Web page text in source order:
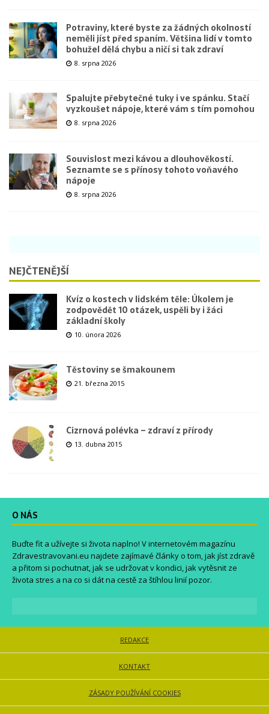
Potraviny, které byste za žádných okolností
neměli jíst před spaním. Většina lidí v tomto
bohužel dělá chybu a ničí si tak zdraví
8. srpna 2026
Spalujte přebytečné tuky i ve spánku. Stačí
vyzkoušet nápoje, které vám s tím pomohou
8. srpna 2026
Souvislost mezi kávou a dlouhověkostí.
Seznamte se s přínosy tohoto voňavého
nápoje
8. srpna 2026
NEJČTENĚJŠÍ
Kvíz o kostech v lidském těle: Úkolem je
zodpovědět 10 otázek, uspěli by i žáci
základní školy
10. února 2026
Těstoviny se šmakounem
21. března 2015
Cizrnová polévka – zdraví z přírody
13. dubna 2015
O NÁS
Buďte fit a užívejte si života naplno! V internetovém magazínu
Zdravestravovani.eu najdete zajímavé články o tom, jak jíst zdravě
a přitom si pochutnat, jak se udržovat v kondici, jak vytěsnit ze
života stres a na co si dát na cestě za štíhlou linií pozor.
REDAKCE
KONTAKT
ZÁSADY POUŽÍVÁNÍ COOKIES